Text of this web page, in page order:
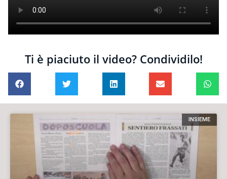
Ti è piaciuto il video? Condividilo!
INSIEME